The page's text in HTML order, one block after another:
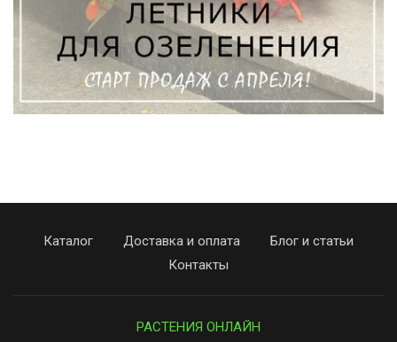
Каталог Доставка и оплата
Блог и статьи
Контакты
РАСТЕНИЯ ОНЛАЙН